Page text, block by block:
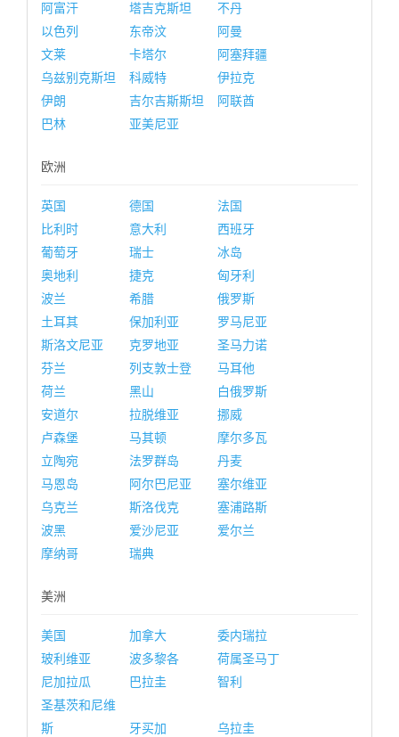
阿富汗
塔吉克斯坦
不丹
以色列
东帝汶
阿曼
文莱
卡塔尔
阿塞拜疆
乌兹别克斯坦
科威特
伊拉克
伊朗
吉尔吉斯斯坦
阿联酋
巴林
亚美尼亚
欧洲
英国 德国
法国
比利时
意大利
西班牙
葡萄牙
瑞士
冰岛
奥地利
捷克
匈牙利
波兰
希腊
俄罗斯
土耳其
保加利亚
罗马尼亚
斯洛文尼亚
克罗地亚
圣马力诺
芬兰
列支敦士登
马耳他
荷兰
黑山
白俄罗斯
安道尔
拉脱维亚
挪威
卢森堡
马其顿
摩尔多瓦
立陶宛
法罗群岛
丹麦
马恩岛
阿尔巴尼亚
塞尔维亚
乌克兰
斯洛伐克
塞浦路斯
波黑
爱沙尼亚
爱尔兰
摩纳哥
瑞典
美洲
美国 加拿大
委内瑞拉
玻利维亚
波多黎各
荷属圣马丁
尼加拉瓜
巴拉圭
智利
圣基茨和尼维
斯
牙买加 乌拉圭